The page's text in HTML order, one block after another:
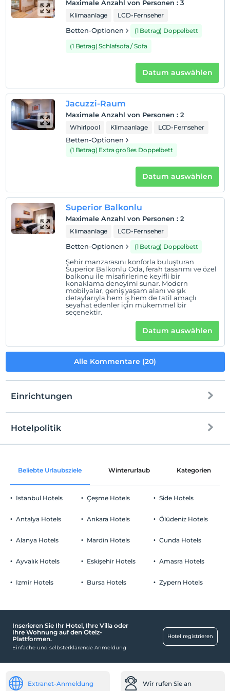
Einchecken
Rauchen
Rauchen im Zimmer verboten
Kind(er)
Der Aufenthalt für Kleinkinder bis zum Alter von 2 ist
2 für jedes Zimmer. kostenlos für Kind(er) unter 5
3 für jedes Zimmer. kostenlos für Kind(er) unter 5
Maximale Anzahl von Personen : 3
Klimaanlage LCD-Fernseher
Betten-Optionen
(1 Betrag) Doppelbett
(1 Betrag) Schlafsofa / Sofa
Datum auswählen
Jacuzzi-Raum
Maximale Anzahl von Personen : 2
Whirlpool Klimaanlage LCD-Fernseher
Betten-Optionen
(1 Betrag) Extra großes Doppelbett
Datum auswählen
Superior Balkonlu
Maximale Anzahl von Personen : 2
Klimaanlage LCD-Fernseher
Betten-Optionen (1 Betrag) Doppelbett
Şehir manzarasını konforla buluşturan
Superior Balkonlu Oda, ferah tasarımı ve özel
balkonu ile misafirlerine keyifli bir
konaklama deneyimi sunar. Modern
mobilyalar, geniş yaşam alanı ve şık
detaylarıyla hem iş hem de tatil amaçlı
seyahat edenler için mükemmel bir
seçenektir.
Datum auswählen
Alle Kommentare (20)
Einrichtungen
Gemeinschaftsräume und alle Räume
Parken
Kostenlos Privatparkplatz
Baby
Kinderstuhl im Restaurant
Rezeption
Hotelpolitik
Einchecken
Check-out
Vor 12:00
Haustiere
Rauchen
Der Aufenthalt für Kleinkinder bis zum Alter von 2 ist
1 für jedes Zimmer. kostenlos für Kind(er) unter 5
2 für jedes Zimmer. kostenlos für Kind(er) unter 5
Beliebte Urlaubsziele Winterurlaub Kategorien
Istanbul Hotels
Antalya Hotels
Alanya Hotels
Ayvalık Hotels
Izmir Hotels
Çeşme Hotels
Ankara Hotels
Mardin Hotels
Eskişehir Hotels
Bursa Hotels
Side Hotels
Ölüdeniz Hotels
Cunda Hotels
Amasra Hotels
Zypern Hotels
Inserieren Sie Ihr Hotel, Ihre Villa oder
Ihre Wohnung auf den Otelz-
Plattformen.
Einfache und selbsterklärende Anmeldung
Hotel registrieren
Extranet-Anmeldung Wir rufen Sie an